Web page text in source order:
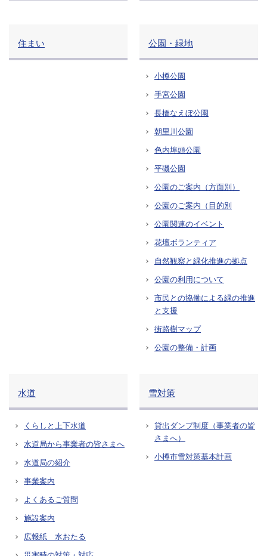
住まい 公園・緑地
小樽公園
手宮公園
長橋なえぼ公園
朝里川公園
色内埠頭公園
平磯公園
公園のご案内（方面別）
公園のご案内（目的別
公園関連のイベント
花壇ボランティア
自然観察と緑化推進の拠点
公園の利用について
市民との協働による緑の推進
と支援
街路樹マップ
公園の整備・計画
水道
くらしと上下水道
水道局から事業者の皆さまへ
水道局の紹介
事業案内
よくあるご質問
施設案内
広報紙 水おたる
雪対策
貸出ダンプ制度（事業者の皆
さまへ）
小樽市雪対策基本計画